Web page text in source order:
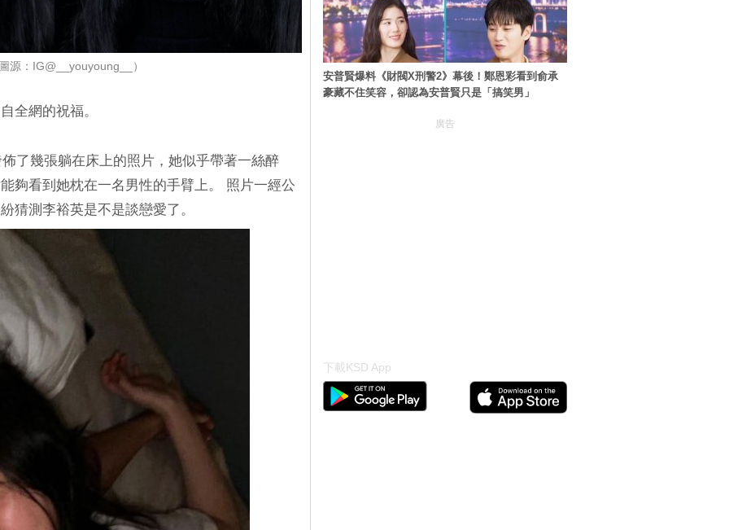
源：IG@__youyoung__）
全網的祝福。
了幾張躺在床上的照片，她似乎帶著一絲醉
夠看到她枕在一名男性的手臂上。 照片一經公
猜測李裕英是不是談戀愛了。
安普賢爆料《財閥X刑警2》幕後！鄭恩彩看到俞承
豪藏不住笑容，卻認為安普賢只是「搞笑男」
廣告
下載KSD App